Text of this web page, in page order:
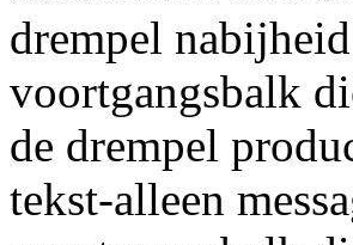
drempel
voortgangsbalk
de drempel
tekst-alleen